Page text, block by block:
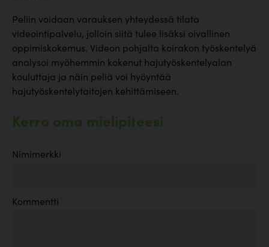
Peliin voidaan varauksen yhteydessä tilata
videointipalvelu, jolloin siitä tulee lisäksi oivallinen
oppimiskokemus. Videon pohjalta koirakon työskentelyä
analysoi myöhemmin kokenut hajutyöskentelyalan
kouluttaja ja näin peliä voi hyöyntää
hajutyöskentelytaitojen kehittämiseen.
Kerro oma mielipiteesi
Nimimerkki
Kommentti